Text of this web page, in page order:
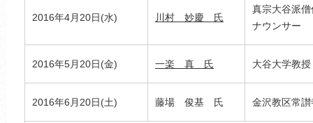
2016年4月20日(水) 川村 妙慶 氏
真宗大谷派
ナウンサー
2016年5月20日(金) 一楽 真 氏 大谷大学教授
2016年6月20日(土) 藤場 俊基 氏 金沢教区常